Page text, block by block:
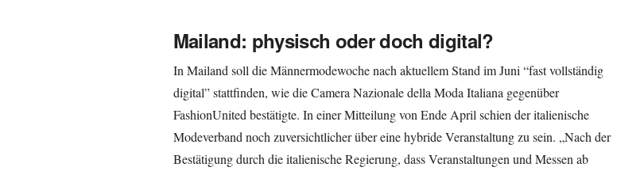
Mailand: physisch oder doch digital?
In Mailand soll die Männermodewoche nach aktuellem Stand im Juni “fast vollständig
digital” stattfinden, wie die Camera Nazionale della Moda Italiana gegenüber
FashionUnited bestätigte. In einer Mitteilung von Ende April schien der italienische
Modeverband noch zuversichtlicher über eine hybride Veranstaltung zu sein. „Nach der
Bestätigung durch die italienische Regierung, dass Veranstaltungen und Messen ab